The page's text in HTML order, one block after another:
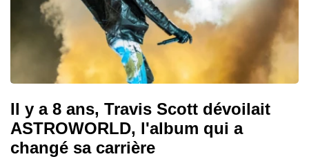
Il y a 8 ans, Travis Scott dévoilait
ASTROWORLD, l'album qui a
changé sa carrière